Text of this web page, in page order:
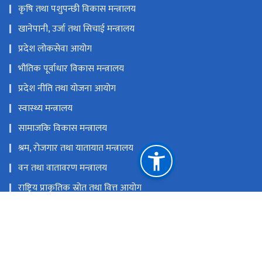
कृषि तथा पशुपन्छी विकास मन्त्रालय
खानेपानी, उर्जा तथा सिचाई मन्त्रालय
प्रदेश लोकसेवा आयोग
भौतिक पूर्वाधार विकास मन्त्रालय
प्रदेश नीति तथा योजना आयोग
स्वास्थ्य मन्त्रालय
सामाजकि विकास मन्त्रालय
श्रम, रोजगार तथा यातायात मन्त्रालय
वन तथा वातावरण मन्त्रालय
राष्ट्रिय प्राकृतिक स्रोत तथा वित्त आयोग